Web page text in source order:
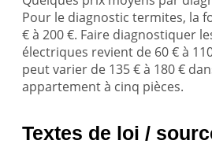
Pour le diagnostic termites, la
€ à 200 €. Faire diagnostiquer
électriques revient de 60 € à
peut varier de 135 € à 180 €
appartement à cinq pièces.
Textes de loi /